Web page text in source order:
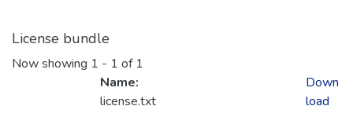
License bundle
Now showing 1 - 1 of 1
Name:
license.txt
Down
load